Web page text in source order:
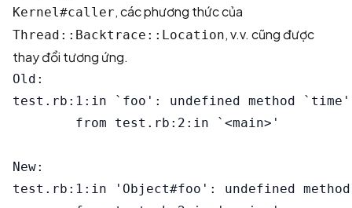
Kernel#caller, các phương thức của
Thread::Backtrace::Location, v.v. cũng được
thay đổi tương ứng.
Old:
test.rb:1:in `foo': undefined method
        from test.rb:2:in `<main>'
New:
test.rb:1:in 'Object#foo': undefined